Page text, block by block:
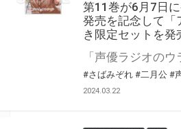
第11巻が6月7日
発売を記念して「
き限定セットを発
#さばみぞれ #二月公 #
2024.03.22